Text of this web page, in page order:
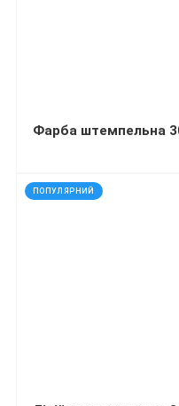
Фарба штемпельна
ПОПУЛЯРНИЙ
код: 2557